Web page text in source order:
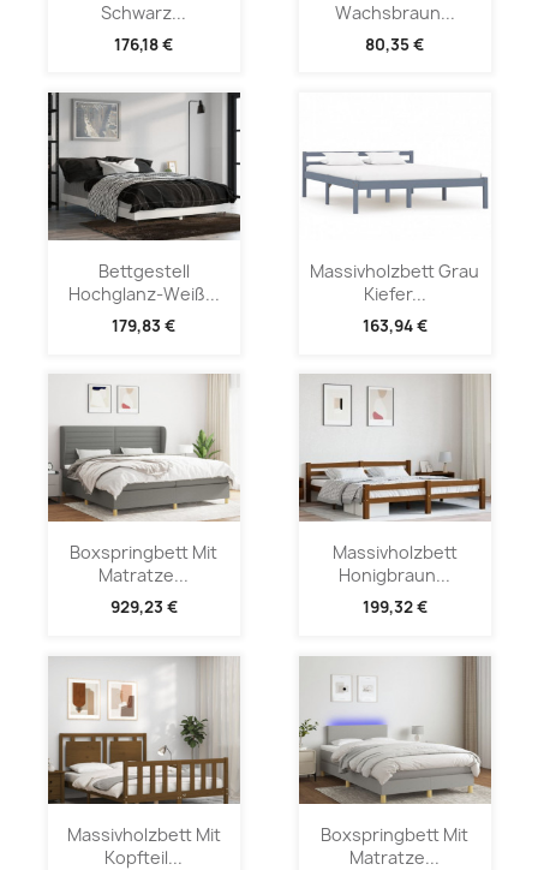
Schwarz...
176,18 €
Wachsbraun...
80,35 €
Bettgestell
Hochglanz-Weiß...
179,83 €
Massivholzbett Grau
Kiefer...
163,94 €
Boxspringbett Mit
Matratze...
929,23 €
Massivholzbett
Honigbraun...
199,32 €
Massivholzbett Mit
Kopfteil...
Boxspringbett Mit
Matratze...